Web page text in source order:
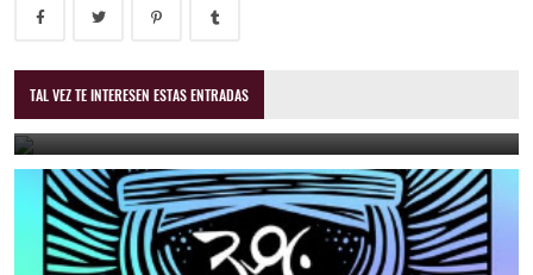
TAL VEZ TE INTERESEN ESTAS ENTRADASEmilio Morales – Taiwan
August 24, 2025